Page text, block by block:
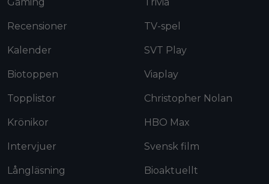
Gaming
Recensioner
Kalender
Biotoppen
Topplistor
Krönikor
Intervjuer
Långläsning
Trivia
TV-spel
SVT Play
Viaplay
Christopher Nolan
HBO Max
Svensk film
Bioaktuellt